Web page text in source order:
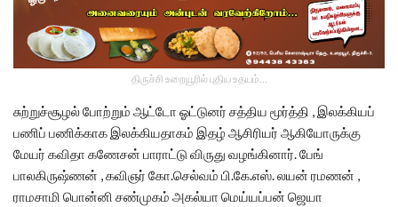
திருச்சி உறையூரில் புதிய உதயம்...
சுற்றுச்சூழல் போற்றும் ஆட்டோ ஓட்டுனர் சத்திய மூர்த்தி , இலக்கியப்
பணிப் பணிக்காக இலக்கியதாகம் இதழ் ஆசிரியர் ஆகியோருக்கு
மேயர் கவிதா கணேசன் பாராட்டு விருது வழங்கினார். பேங்
பாலகிருஷ்ணன் , கவிஞர் கோ.செல்வம் பி.கே.எஸ். லயன் ரமணன் ,
ராமசாமி பொன்னி சண்முகம் அகல்யா மெய்யப்பன் ஜெயா